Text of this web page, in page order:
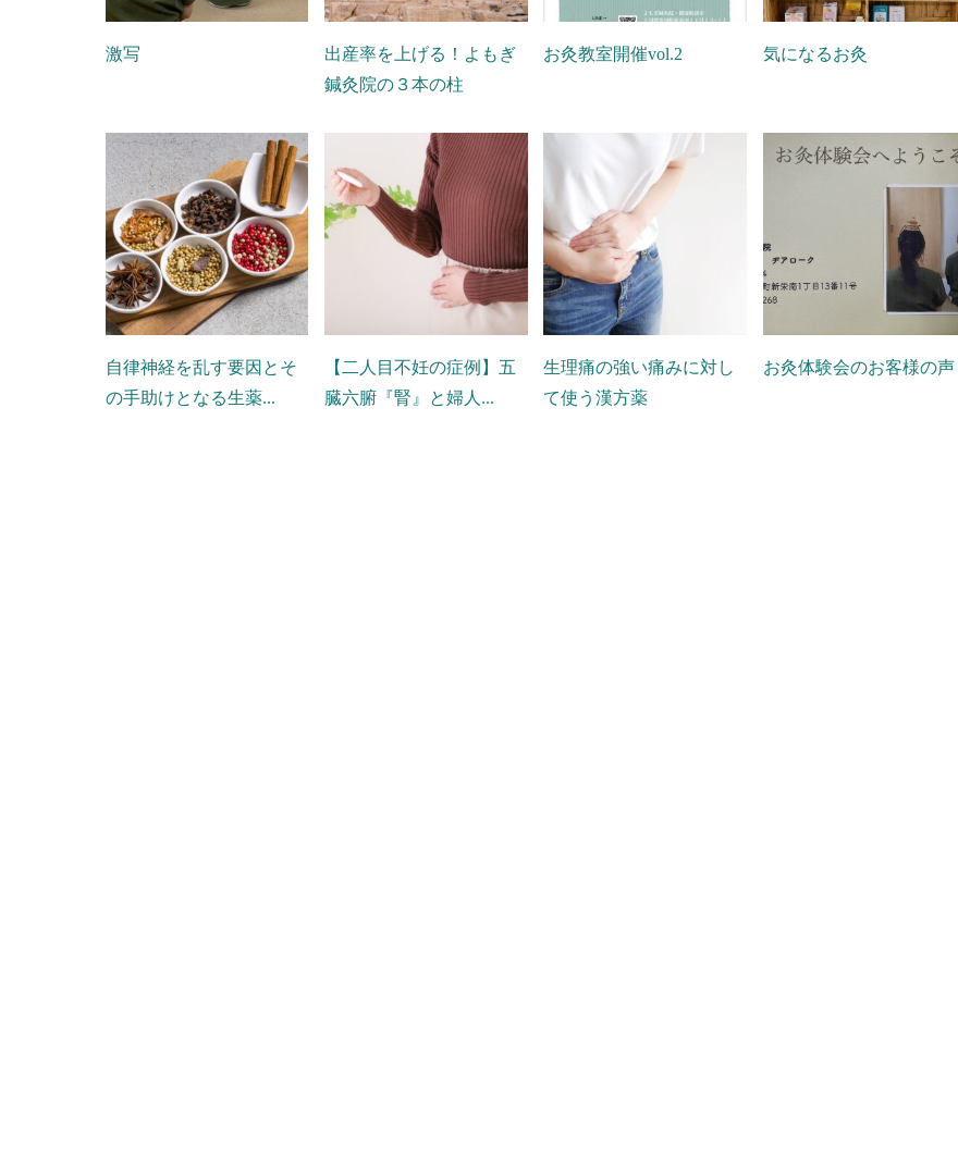
激写
出産率を上げる！よもぎ
鍼灸院の３本の柱
お灸教室開催vol.2 気になるお灸
自律神経を乱す要因とそ
の手助けとなる生薬...
【二人目不妊の症例】五
臓六腑『腎』と婦人...
生理痛の強い痛みに対し
て使う漢方薬
お灸体験会のお客様の声